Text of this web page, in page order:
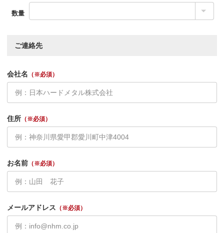
数量
ご連絡先
会社名 （※必須）
住所 （※必須）
お名前 （※必須）
メールアドレス （※必須）